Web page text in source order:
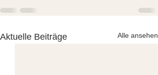
Aktuelle Beiträge Alle ansehen